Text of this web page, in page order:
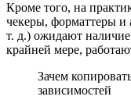
Кроме того, на
чекеры, форматтеры и
т. д.) ожидают
крайней мере,
Зачем
зависимостей